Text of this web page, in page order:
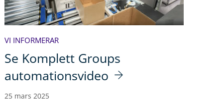
VI INFORMERAR
Se Komplett Groups
automationsvideo
25 mars 2025